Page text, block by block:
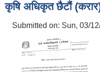
कृषि अधिकृत छैटौं
Submitted on: Sun, 03/